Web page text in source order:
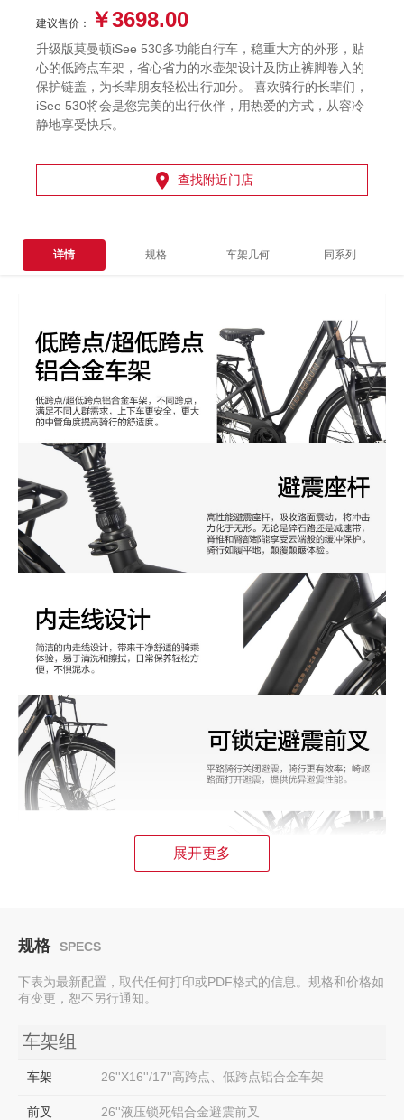
建议售价： ￥3698.00
升级版莫曼顿iSee 530多功能自行车，稳重大方的外形，贴
心的低跨点车架，省心省力的水壶架设计及防止裤脚卷入的
保护链盖，为长辈朋友轻松出行加分。 喜欢骑行的长辈们，
iSee 530将会是您完美的出行伙伴，用热爱的方式，从容冷
静地享受快乐。
 查找附近门店
详情 规格 车架几何 同系列
展开更多
规格 SPECS
下表为最新配置，取代任何打印或PDF格式的信息。规格和价格如
有变更，恕不另行通知。
车架组
车架 26''X16''/17''高跨点、低跨点铝合金车架
前叉 26''液压锁死铝合金避震前叉